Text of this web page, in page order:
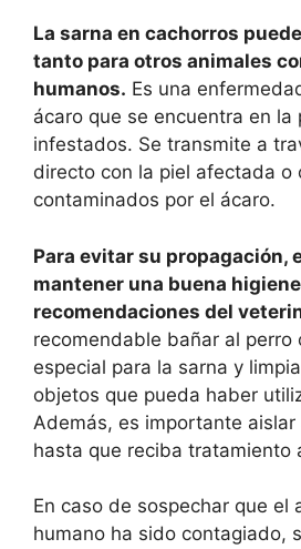
La sarna en cachorros
tanto para otros animales
humanos. Es una
ácaro que se encuentra en la
infestados. Se transmite a
directo con la piel afectada o
contaminados por el ácaro.
Para evitar su propagación,
mantener una buena
recomendaciones del
recomendable bañar al perro
especial para la sarna y
objetos que pueda haber
Además, es importante
hasta que reciba tratamiento
En caso de sospechar que el
humano ha sido contagiado,